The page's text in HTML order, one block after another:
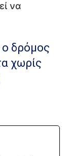
να
δρόμος
χωρίς